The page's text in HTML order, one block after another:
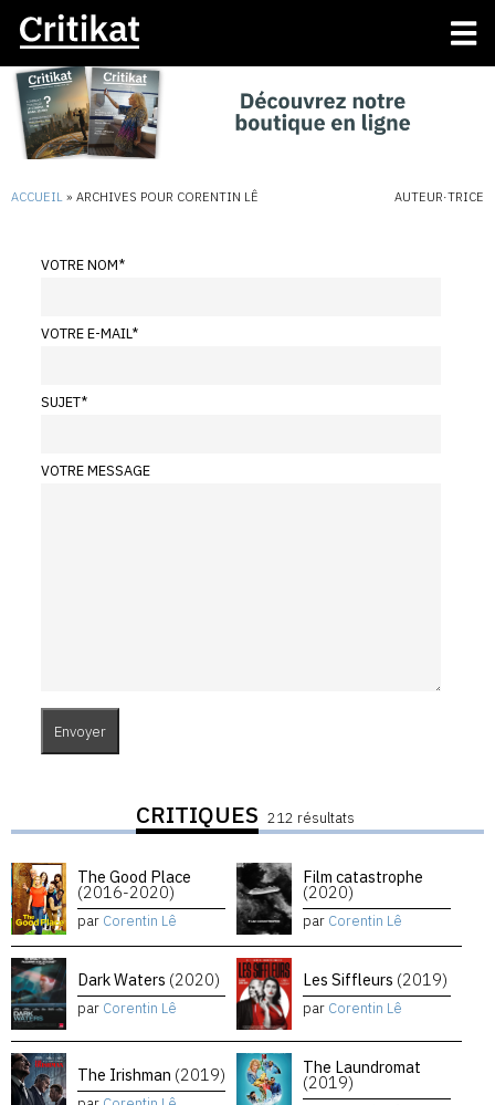
ACCUEIL » ARCHIVES POUR CORENTIN LÊ AUTEUR·TRICE
VOTRE NOM*
VOTRE E-MAIL*
SUJET*
VOTRE MESSAGE
CRITIQUES 212 résultats
The Good Place
(2016-2020)
par Corentin Lê
Film catastrophe
(2020)
par Corentin Lê
Dark Waters (2020)
par Corentin Lê
Les Siffleurs (2019)
par Corentin Lê
The Irishman (2019) The Laundromat
(2019)